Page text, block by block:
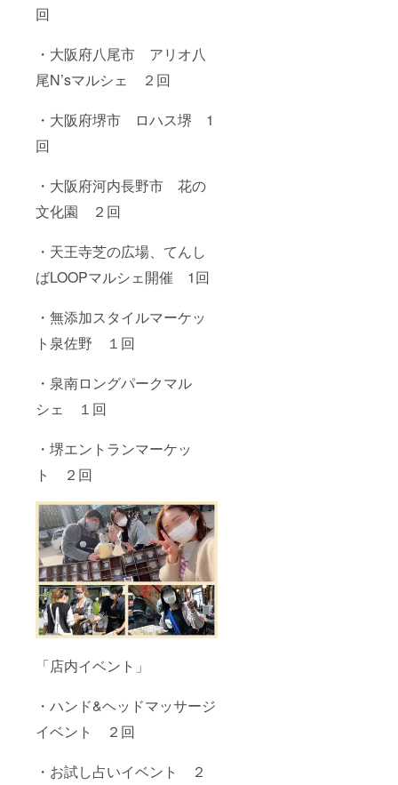
回
・大阪府八尾市 アリオ八
尾N’sマルシェ ２回
・大阪府堺市 ロハス堺 1
回
・大阪府河内長野市 花の
文化園 ２回
・天王寺芝の広場、てんし
ばLOOPマルシェ開催 1回
・無添加スタイルマーケッ
ト泉佐野 １回
・泉南ロングパークマル
シェ １回
・堺エントランマーケッ
ト ２回
「店内イベント」
・ハンド&ヘッドマッサージ
イベント ２回
・お試し占いイベント ２